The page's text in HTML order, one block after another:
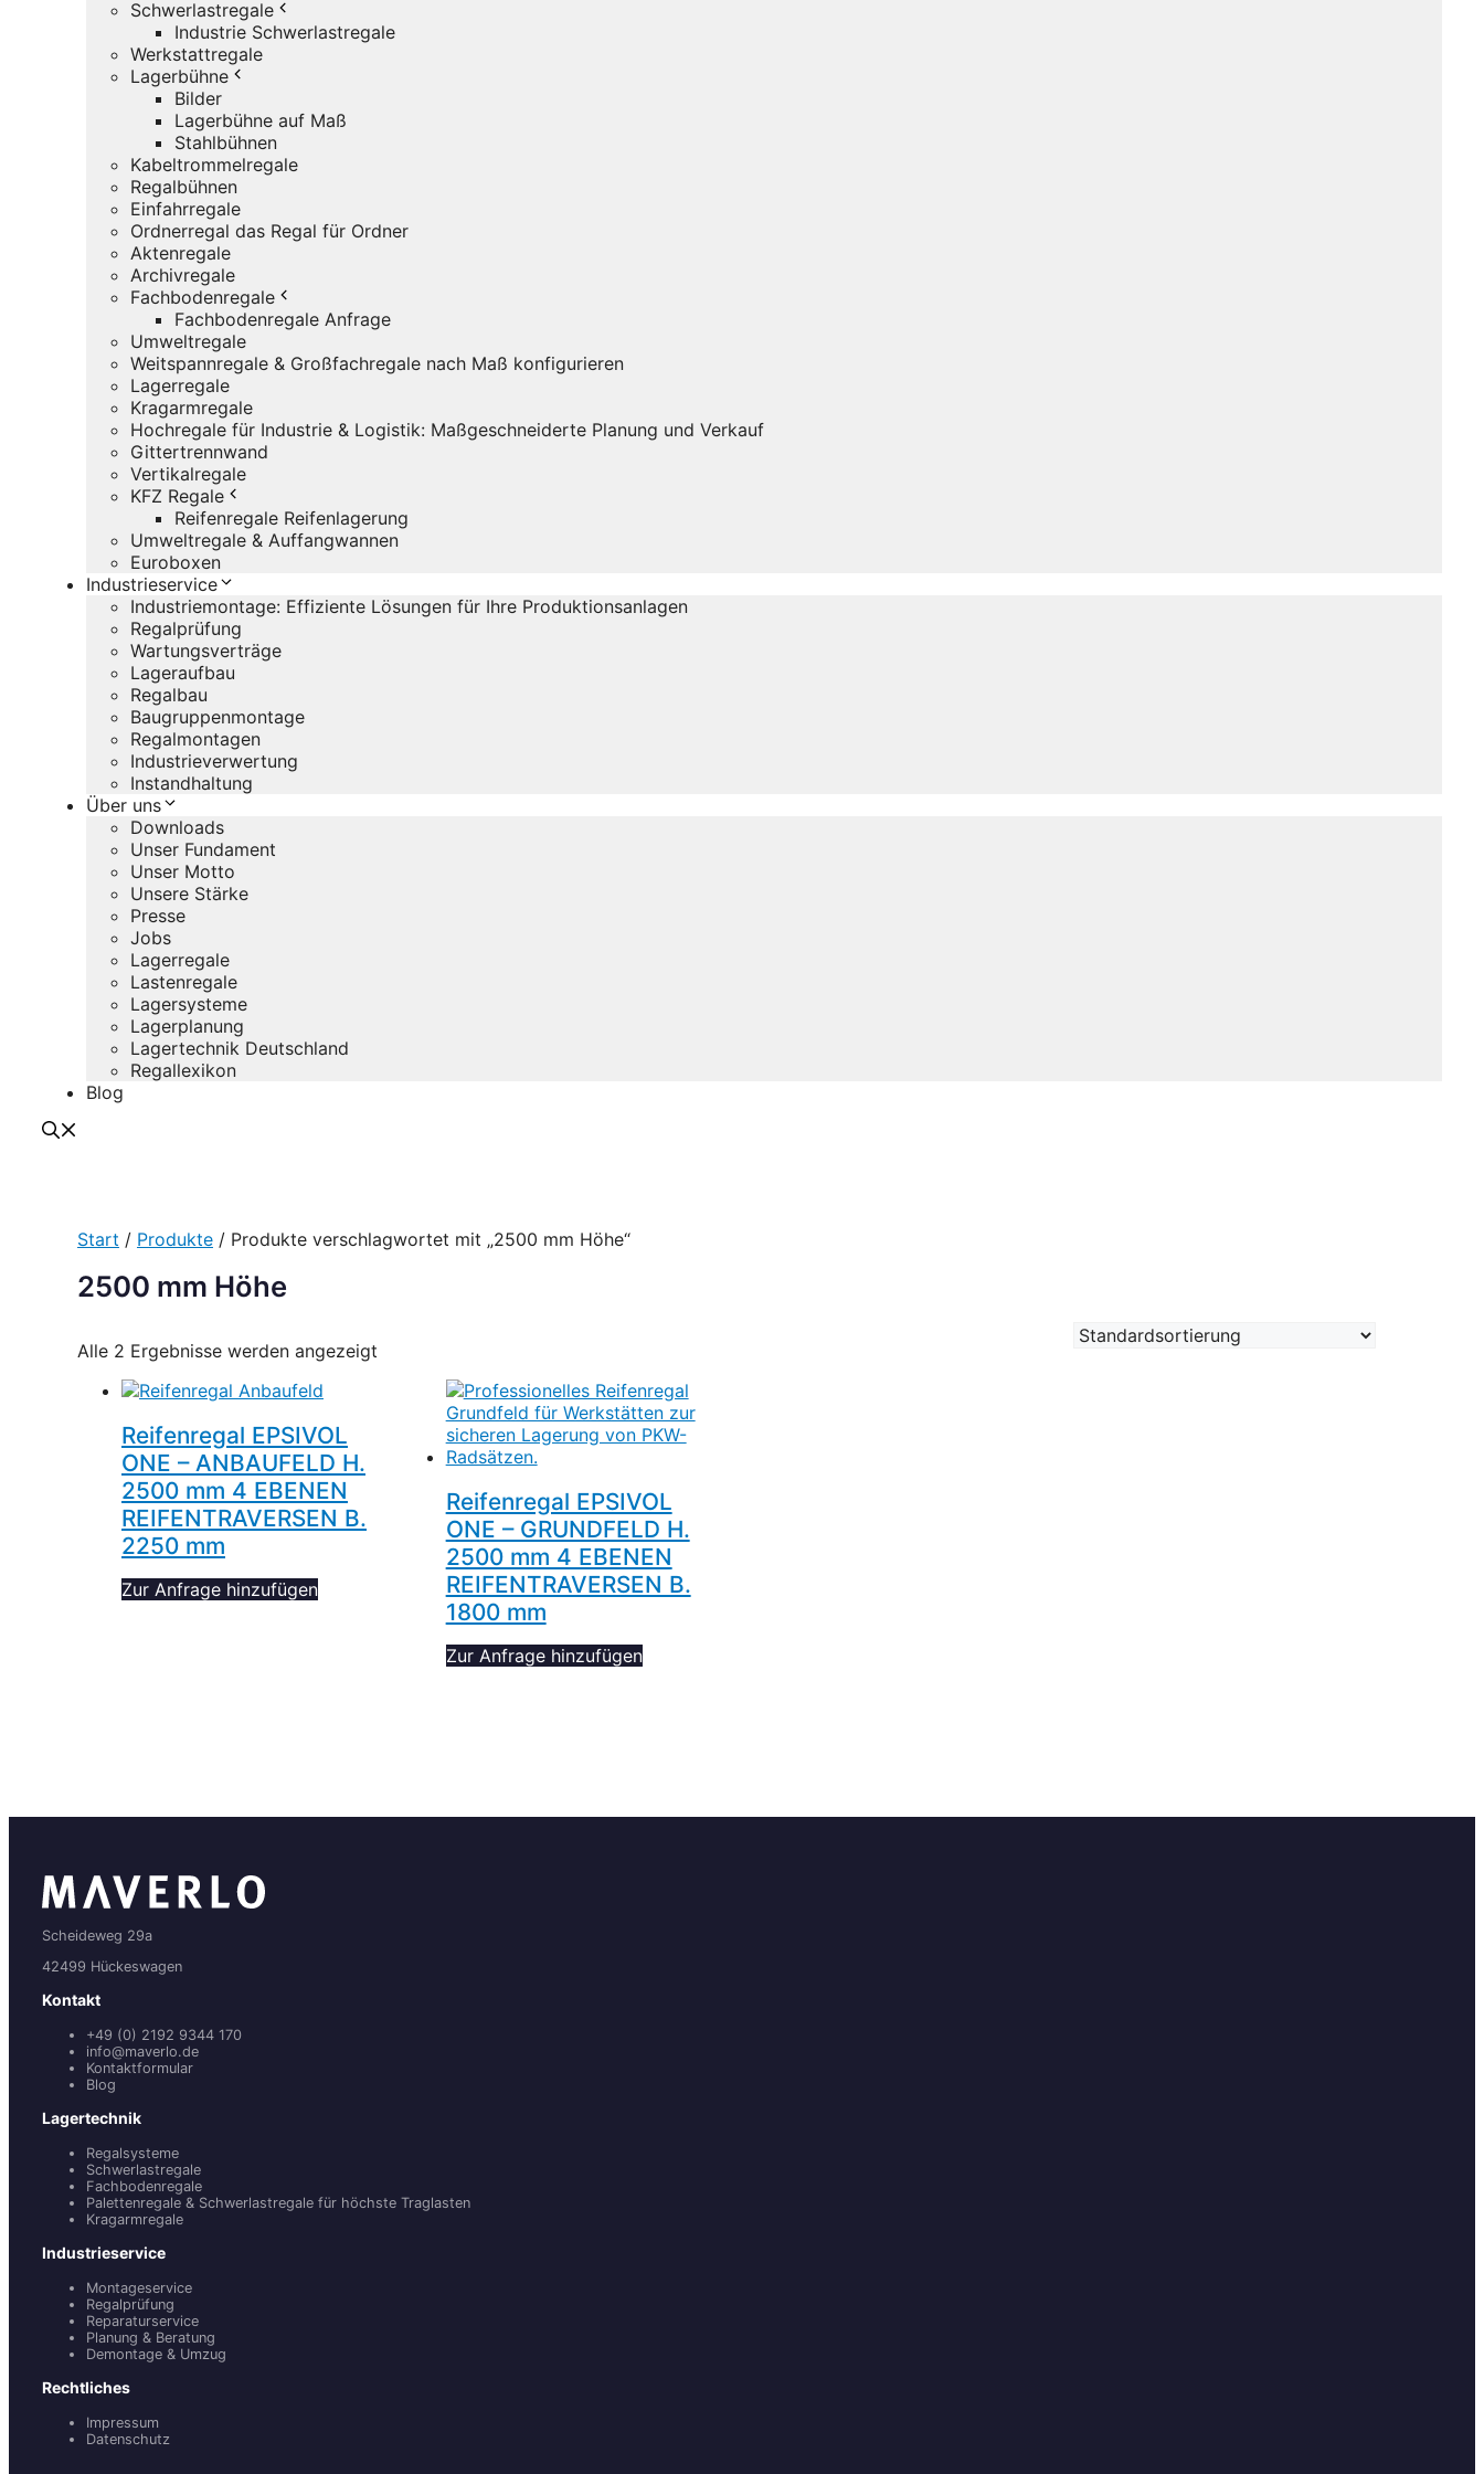
Schwerlastregale
Industrie Schwerlastregale
Werkstattregale
Lagerbühne
Bilder
Lagerbühne auf Maß
Stahlbühnen
Kabeltrommelregale
Regalbühnen
Einfahrregale
Ordnerregal das Regal für Ordner
Aktenregale
Archivregale
Fachbodenregale
Fachbodenregale Anfrage
Umweltregale
Weitspannregale & Großfachregale nach Maß konfigurieren
Lagerregale
Kragarmregale
Hochregale für Industrie & Logistik: Maßgeschneiderte Planung und Verkauf
Gittertrennwand
Vertikalregale
KFZ Regale
Reifenregale Reifenlagerung
Umweltregale & Auffangwannen
Euroboxen
Industrieservice
Industriemontage: Effiziente Lösungen für Ihre Produktionsanlagen
Regalprüfung
Wartungsverträge
Lageraufbau
Regalbau
Baugruppenmontage
Regalmontagen
Industrieverwertung
Instandhaltung
Über uns
Downloads
Unser Fundament
Unser Motto
Unsere Stärke
Presse
Jobs
Lagerregale
Lastenregale
Lagersysteme
Lagerplanung
Lagertechnik Deutschland
Regallexikon
Blog
Start / Produkte / Produkte verschlagwortet mit „2500 mm Höhe“
2500 mm Höhe
Alle 2 Ergebnisse werden angezeigt
Reifenregal EPSIVOL
ONE – ANBAUFELD H.
2500 mm 4 EBENEN
REIFENTRAVERSEN B.
2250 mm
Zur Anfrage hinzufügen
Reifenregal EPSIVOL
ONE – GRUNDFELD H.
2500 mm 4 EBENEN
REIFENTRAVERSEN B.
1800 mm
Zur Anfrage hinzufügen
Scheideweg 29a
42499 Hückeswagen
Kontakt
+49 (0) 2192 9344 170
info@maverlo.de
Kontaktformular
Blog
Lagertechnik
Regalsysteme
Schwerlastregale
Fachbodenregale
Palettenregale & Schwerlastregale für höchste Traglasten
Kragarmregale
Industrieservice
Montageservice
Regalprüfung
Reparaturservice
Planung & Beratung
Demontage & Umzug
Rechtliches
Impressum
Datenschutz